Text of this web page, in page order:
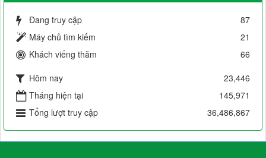
Đang truy cập
87
Máy chủ tìm kiếm
21
Khách viếng thăm
66
Hôm nay
23,446
Tháng hiện tại
145,971
Tổng lượt truy cập
36,486,867